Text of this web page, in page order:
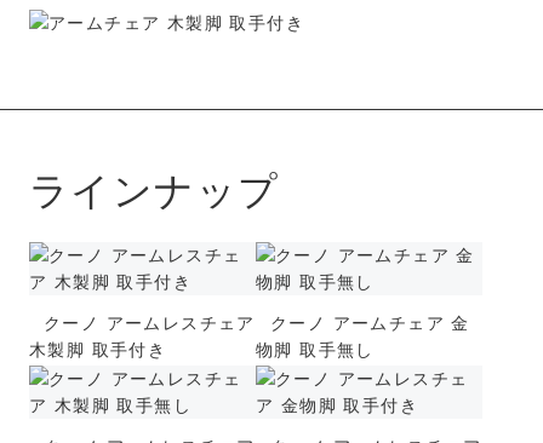
ラインナップ
クーノ アームレスチェア
木製脚 取手付き
クーノ アームチェア 金
物脚 取手無し